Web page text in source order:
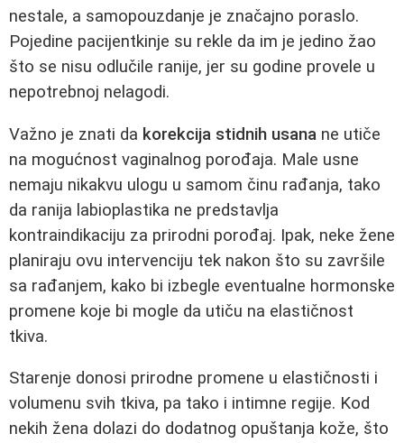
nestale, a samopouzdanje je značajno poraslo.
Pojedine pacijentkinje su rekle da im je jedino žao
što se nisu odlučile ranije, jer su godine provele u
nepotrebnoj nelagodi.
Važno je znati da korekcija stidnih usana ne utiče
na mogućnost vaginalnog porođaja. Male usne
nemaju nikakvu ulogu u samom činu rađanja, tako
da ranija labioplastika ne predstavlja
kontraindikaciju za prirodni porođaj. Ipak, neke žene
planiraju ovu intervenciju tek nakon što su završile
sa rađanjem, kako bi izbegle eventualne hormonske
promene koje bi mogle da utiču na elastičnost
tkiva.
Starenje donosi prirodne promene u elastičnosti i
volumenu svih tkiva, pa tako i intimne regije. Kod
nekih žena dolazi do dodatnog opuštanja kože, što